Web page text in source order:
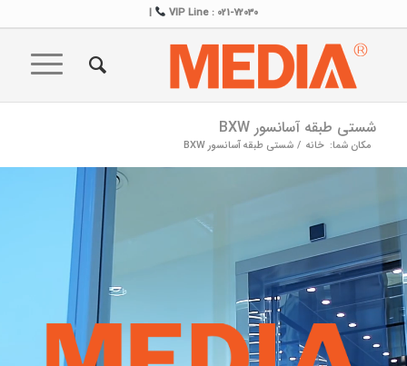
VIP Line : 021-72030
|
شستی طبقه آسانسور BXW
مکان شما: خانه / شستی طبقه آسانسور BXW